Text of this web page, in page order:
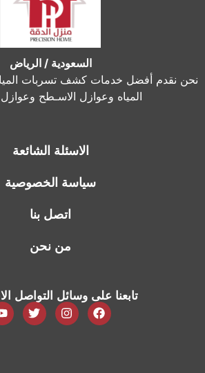
السعودية / الرياض
نحن نقدم أفضل خدمات كشف تسربات
المياه وعوازل الاسـطح وعوازل
الاسئلة الشائعة
سياسة الخصوصية
اتصل بنا
من نحن
تابعنا على وسائل التواصل